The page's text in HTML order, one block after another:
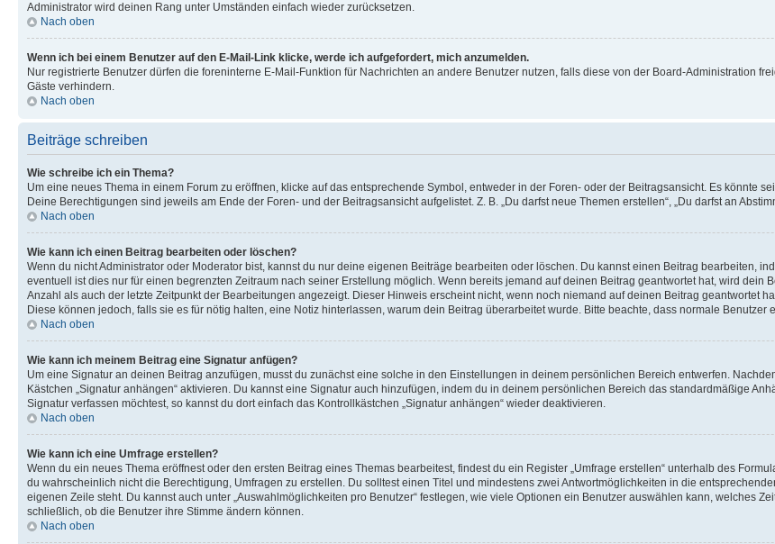
Administrator wird deinen Rang unter Umständen einfach wieder zurücksetzen.
Nach oben
Wenn ich bei einem Benutzer auf den E-Mail-Link klicke, werde ich aufgefordert, mich anzumelden.
Nur registrierte Benutzer dürfen die foreninterne E-Mail-Funktion für Nachrichten an andere Benutzer nutzen, falls diese von der Board-Administration
Gäste verhindern.
Nach oben
Beiträge schreiben
Wie schreibe ich ein Thema?
Um eine neues Thema in einem Forum zu eröffnen, klicke auf das entsprechende Symbol, entweder in der Foren- oder der Beitragsansicht. Es könnte
Deine Berechtigungen sind jeweils am Ende der Foren- und der Beitragsansicht aufgelistet. Z. B. „Du darfst neue Themen erstellen“, „Du darfst an
Nach oben
Wie kann ich einen Beitrag bearbeiten oder löschen?
Wenn du nicht Administrator oder Moderator bist, kannst du nur deine eigenen Beiträge bearbeiten oder löschen. Du kannst einen Beitrag bearbeiten,
eventuell ist dies nur für einen begrenzten Zeitraum nach seiner Erstellung möglich. Wenn bereits jemand auf deinen Beitrag geantwortet hat, wird
Anzahl als auch der letzte Zeitpunkt der Bearbeitungen angezeigt. Dieser Hinweis erscheint nicht, wenn noch niemand auf deinen Beitrag geantwortet
Diese können jedoch, falls sie es für nötig halten, eine Notiz hinterlassen, warum dein Beitrag überarbeitet wurde. Bitte beachte, dass normale
Nach oben
Wie kann ich meinem Beitrag eine Signatur anfügen?
Um eine Signatur an deinen Beitrag anzufügen, musst du zunächst eine solche in den Einstellungen in deinem persönlichen Bereich entwerfen.
Kästchen „Signatur anhängen“ aktivieren. Du kannst eine Signatur auch hinzufügen, indem du in deinem persönlichen Bereich das standardmäßige
Signatur verfassen möchtest, so kannst du dort einfach das Kontrollkästchen „Signatur anhängen“ wieder deaktivieren.
Nach oben
Wie kann ich eine Umfrage erstellen?
Wenn du ein neues Thema eröffnest oder den ersten Beitrag eines Themas bearbeitest, findest du ein Register „Umfrage erstellen“ unterhalb des
du wahrscheinlich nicht die Berechtigung, Umfragen zu erstellen. Du solltest einen Titel und mindestens zwei Antwortmöglichkeiten in die
eigenen Zeile steht. Du kannst auch unter „Auswahlmöglichkeiten pro Benutzer“ festlegen, wie viele Optionen ein Benutzer auswählen kann, welches
schließlich, ob die Benutzer ihre Stimme ändern können.
Nach oben